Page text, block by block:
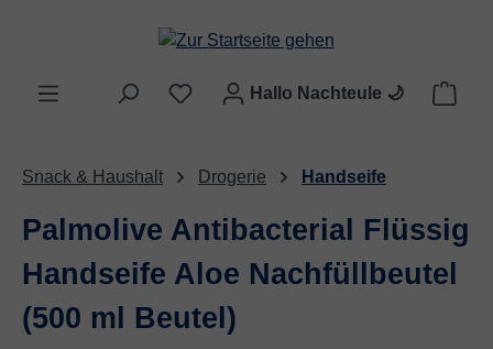
Zum Hauptinhalt springen
Hallo Nachteule 🌙
Snack & Haushalt Drogerie Handseife
Palmolive Antibacterial Flüssig
Handseife Aloe Nachfüllbeutel
(500 ml Beutel)